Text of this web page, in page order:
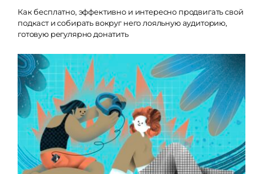
Как бесплатно, эффективно и интересно продвигать свой
подкаст и собирать вокруг него лояльную аудиторию,
готовую регулярно донатить